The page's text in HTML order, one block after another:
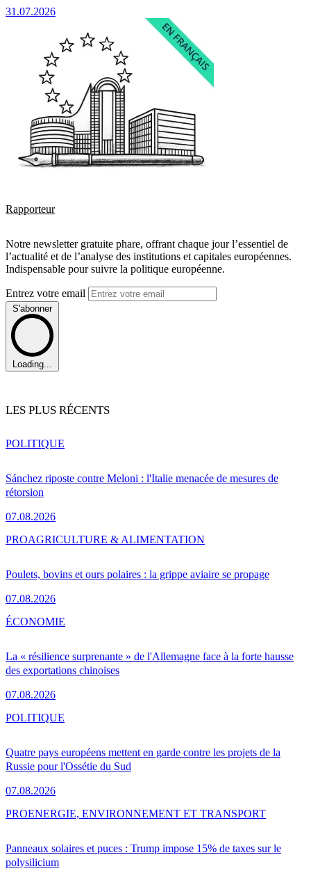
31.07.2026
Rapporteur
Notre newsletter gratuite phare, offrant chaque jour l’essentiel de
l’actualité et de l’analyse des institutions et capitales européennes.
Indispensable pour suivre la politique européenne.
Entrez votre email
S'abonner
Loading...
LES PLUS RÉCENTS
Sánchez riposte contre Meloni : l'Italie menacée de mesures de
rétorsion
07.08.2026
POLITIQUE
Poulets, bovins et ours polaires : la grippe aviaire se propage
07.08.2026
PROAGRICULTURE & ALIMENTATION
La « résilience surprenante » de l'Allemagne face à la forte hausse
des exportations chinoises
07.08.2026
ÉCONOMIE
Quatre pays européens mettent en garde contre les projets de la
Russie pour l'Ossétie du Sud
07.08.2026
POLITIQUE
Panneaux solaires et puces : Trump impose 15% de taxes sur le
polysilicium
PROENERGIE, ENVIRONNEMENT ET TRANSPORT